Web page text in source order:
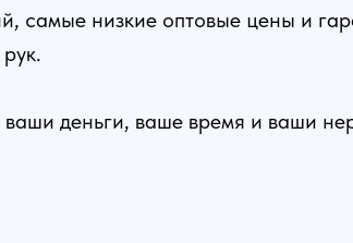
самые низкие оптовые цены и
деньги, ваше время и ваши